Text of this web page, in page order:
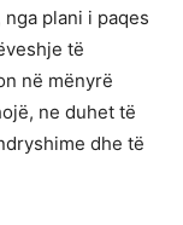
plani i paqes
të
në mënyrë
ne duhet të
dhe të